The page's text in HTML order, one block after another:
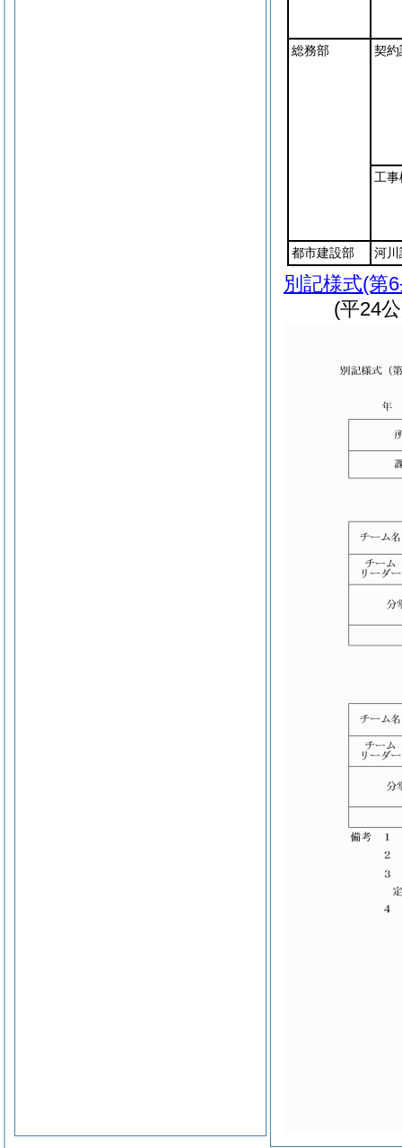
総務部 契約
工
都市建設部 河川
別記様式(第
(平24